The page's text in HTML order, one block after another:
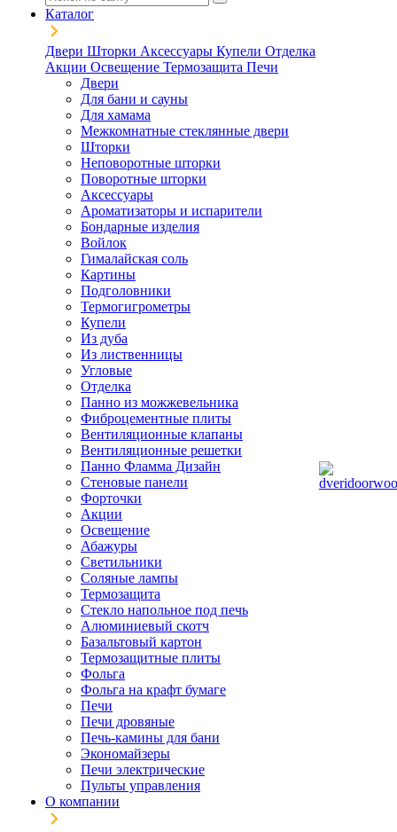
Каталог
Двери Шторки Аксессуары Купели Отделка
Акции Освещение Термозащита Печи
Двери
Для бани и сауны
Для хамама
Межкомнатные стеклянные двери
Шторки
Неповоротные шторки
Поворотные шторки
Аксессуары
Ароматизаторы и испарители
Бондарные изделия
Войлок
Гималайская соль
Картины
Подголовники
Термогигрометры
Купели
Из дуба
Из лиственницы
Угловые
Отделка
Панно из можжевельника
Фиброцементные плиты
Вентиляционные клапаны
Вентиляционные решетки
Панно Фламма Дизайн
Стеновые панели
Форточки
Акции
Освещение
Абажуры
Светильники
Соляные лампы
Термозащита
Стекло напольное под печь
Алюминиевый скотч
Базальтовый картон
Термозащитные плиты
Фольга
Фольга на крафт бумаге
Печи
Печи дровяные
Печь-камины для бани
Экономайзеры
Печи электрические
Пульты управления
О компании